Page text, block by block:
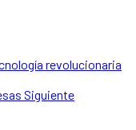
revolucionaria
Siguiente